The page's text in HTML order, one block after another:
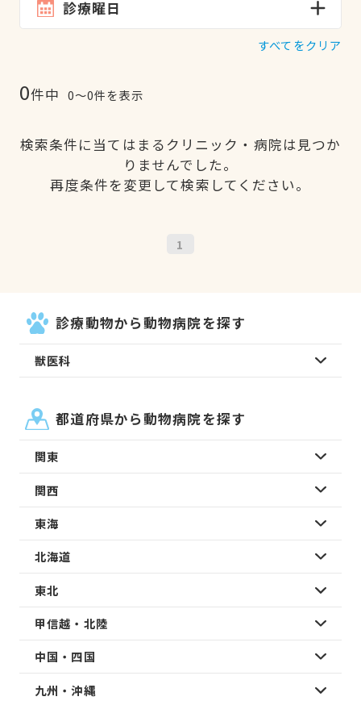
診療曜日
すべてをクリア
0件中 0〜0件を表示
検索条件に当てはまるクリニック・病院は見つか
りませんでした。
再度条件を変更して検索してください。
1
診療動物から動物病院を探す
獣医科
都道府県から動物病院を探す
関東
関西
東海
北海道
東北
甲信越・北陸
中国・四国
九州・沖縄